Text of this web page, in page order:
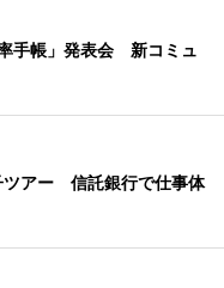
手帳」発表会 新コミュ
ツアー 信託銀行で仕事体